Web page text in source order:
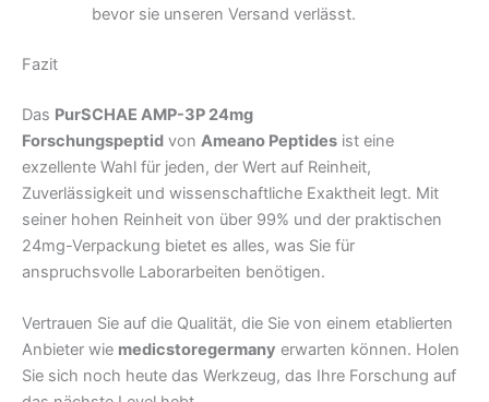
bevor sie unseren Versand verlässt.
Fazit
Das PurSCHAE AMP-3P 24mg
Forschungspeptid von Ameano Peptides ist eine
exzellente Wahl für jeden, der Wert auf Reinheit,
Zuverlässigkeit und wissenschaftliche Exaktheit legt. Mit
seiner hohen Reinheit von über 99% und der praktischen
24mg-Verpackung bietet es alles, was Sie für
anspruchsvolle Laborarbeiten benötigen.
Vertrauen Sie auf die Qualität, die Sie von einem etablierten
Anbieter wie medicstoregermany erwarten können. Holen
Sie sich noch heute das Werkzeug, das Ihre Forschung auf